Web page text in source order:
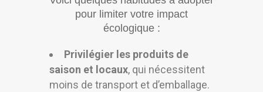
pour limiter votre impact
écologique :
Privilégier les produits de
saison et locaux, qui nécessitent
moins de transport et d’emballage.